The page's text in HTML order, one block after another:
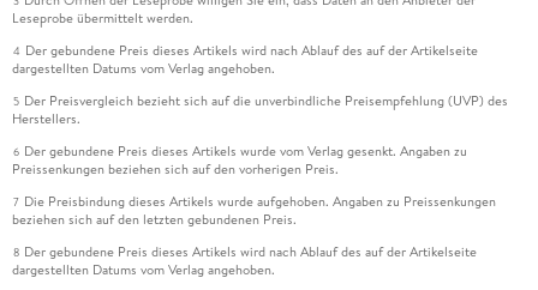
Leseprobe übermittelt werden.
4 Der gebundene Preis dieses Artikels wird nach Ablauf des auf der Artikelseite
dargestellten Datums vom Verlag angehoben.
5 Der Preisvergleich bezieht sich auf die unverbindliche Preisempfehlung (UVP) des
Herstellers.
6 Der gebundene Preis dieses Artikels wurde vom Verlag gesenkt. Angaben zu
Preissenkungen beziehen sich auf den vorherigen Preis.
7 Die Preisbindung dieses Artikels wurde aufgehoben. Angaben zu Preissenkungen
beziehen sich auf den letzten gebundenen Preis.
8 Der gebundene Preis dieses Artikels wird nach Ablauf des auf der Artikelseite
dargestellten Datums vom Verlag angehoben.